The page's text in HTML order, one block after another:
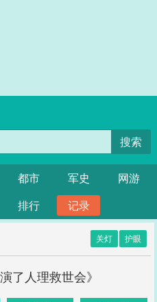
搜索
都市 军史
网游
排行 记录
关灯 护眼
了人理救世会》